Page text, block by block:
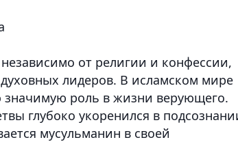
от религии и конфессии,
лидеров. В исламском мире
значимую роль в жизни верующего.
глубоко укоренился в
мусульманин в своей